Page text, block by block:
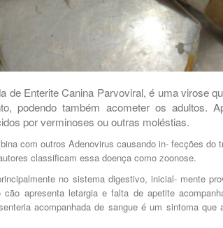
de Enterite Canina Parvoviral, é uma virose
podendo também acometer os adultos.
por verminoses ou outras moléstias.
com outros Adenovirus causando in- fecções do
classificam essa doença como zoonose.
no sistema digestivo, inicial- mente
apresenta letargia e falta de apetite
acompanhada de sangue é um sintoma